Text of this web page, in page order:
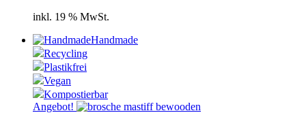
inkl. 19 % MwSt.
Handmade
Recycling
Plastikfrei
Vegan
Kompostierbar
Angebot!